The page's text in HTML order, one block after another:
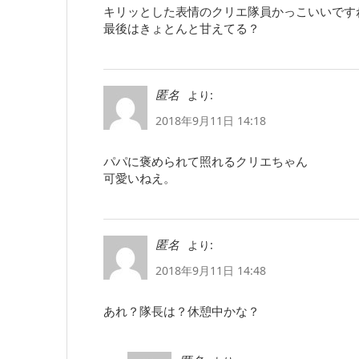
キリッとした表情のクリエ隊員かっこいいです
最後はきょとんと甘えてる？
匿名
より:
2018年9月11日 14:18
パパに褒められて照れるクリエちゃん
可愛いねえ。
匿名
より:
2018年9月11日 14:48
あれ？隊長は？休憩中かな？